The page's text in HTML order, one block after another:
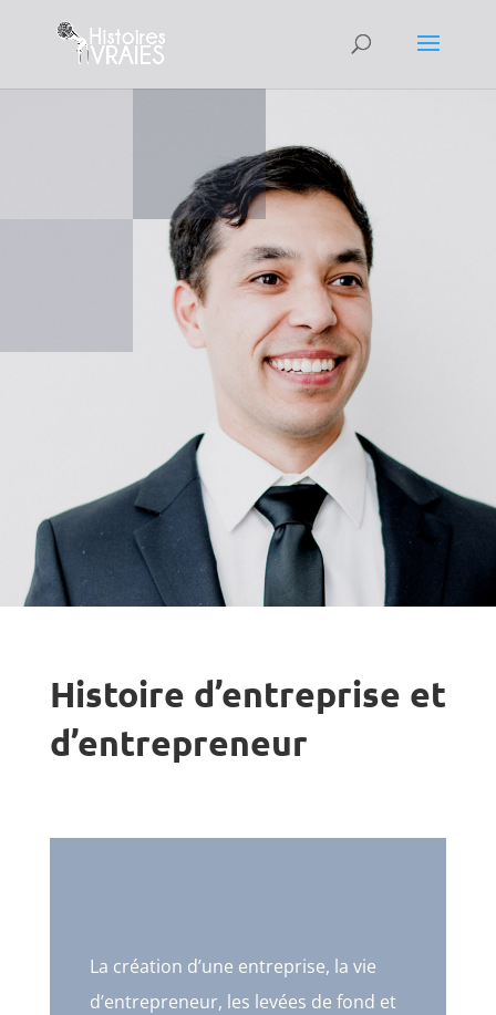
Histoire d’entreprise et
d’entrepreneur
La création d’une entreprise, la vie
d’entrepreneur, les levées de fond et